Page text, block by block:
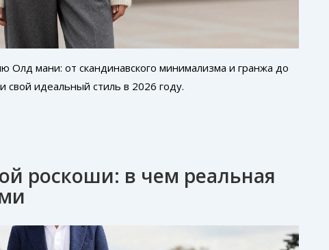
Олд мани: от скандинавского минимализма и гранжа до
свой идеальный стиль в 2026 году.
роскоши: в чем реальная